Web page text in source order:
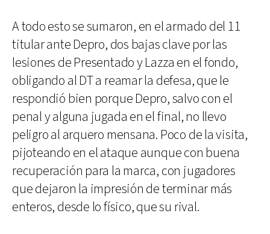
A todo esto se sumaron, en el armado del 11
titular ante Depro, dos bajas clave por las
lesiones de Presentado y Lazza en el fondo,
obligando al DT a reamar la defesa, que le
respondió bien porque Depro, salvo con el
penal y alguna jugada en el final, no llevo
peligro al arquero mensana. Poco de la visita,
pijoteando en el ataque aunque con buena
recuperación para la marca, con jugadores
que dejaron la impresión de terminar más
enteros, desde lo físico, que su rival.